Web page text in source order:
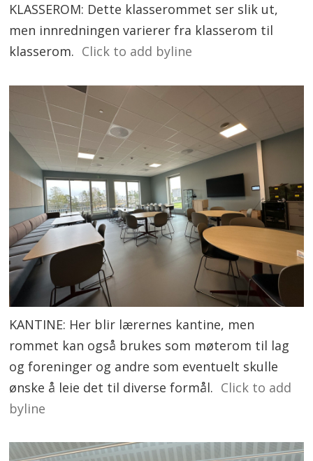
KLASSEROM: Dette klasserommet ser slik ut,
men innredningen varierer fra klasserom til
klasserom. Click to add byline
KANTINE: Her blir lærernes kantine, men
rommet kan også brukes som møterom til lag
og foreninger og andre som eventuelt skulle
ønske å leie det til diverse formål. Click to add
byline